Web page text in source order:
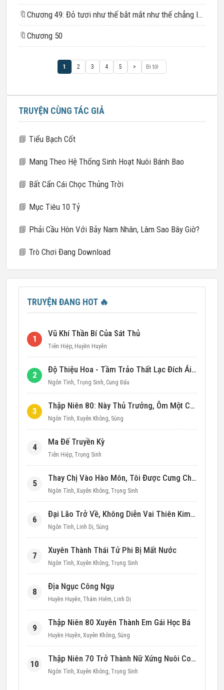
🔖 Chương 49: Đỏ tươi như thế bắt mắt như thế chẳng lành như thế!
🔖 Chương 50
1 2 3 4 5 >
TRUYỆN CÙNG TÁC GIẢ
📘 Tiểu Bạch Cốt
📘 Mang Theo Hệ Thống Sinh Hoạt Nuôi Bánh Bao
📘 Bất Cẩn Cái Chọc Thủng Trời
📘 Mục Tiêu 10 Tỷ
📘 Phải Cầu Hôn Với Bảy Nam Nhân, Làm Sao Bây Giờ?
📘 Trò Chơi Đang Download
TRUYỆN ĐANG HOT 🔥
1
Vũ Khí Thần Bí Của Sát Thủ
Tiên Hiệp, Huyền Huyễn
2
Độ Thiệu Hoa - Tầm Trảo Thất Lạc Đích Ái Tình
Ngôn Tình, Trọng Sinh, Cung Đấu
3
Thập Niên 80: Này Thủ Trưởng, Ôm Một Cái Đi!
Ngôn Tình, Xuyên Không, Sủng
4
Ma Đế Truyền Kỳ
Tiên Hiệp, Trọng Sinh
5
Thay Chị Vào Hào Môn, Tôi Được Cưng Chiều Hết Mực (Thập Niên 90)
Ngôn Tình, Xuyên Không, Trọng Sinh
6
Đại Lão Trở Về, Không Diễn Vai Thiên Kim Giả Nữa
Ngôn Tình, Linh Dị, Sủng
7
Xuyên Thành Thái Tử Phi Bị Mất Nước
Ngôn Tình, Xuyên Không, Trọng Sinh
8
Địa Ngục Công Ngụ
Huyền Huyễn, Thám Hiểm, Linh Dị
9
Thập Niên 80 Xuyên Thành Em Gái Học Bá
Huyền Huyễn, Xuyên Không, Sủng
10
Thập Niên 70 Trở Thành Nữ Xứng Nuôi Con Làm Giàu
Ngôn Tình, Xuyên Không, Trọng Sinh